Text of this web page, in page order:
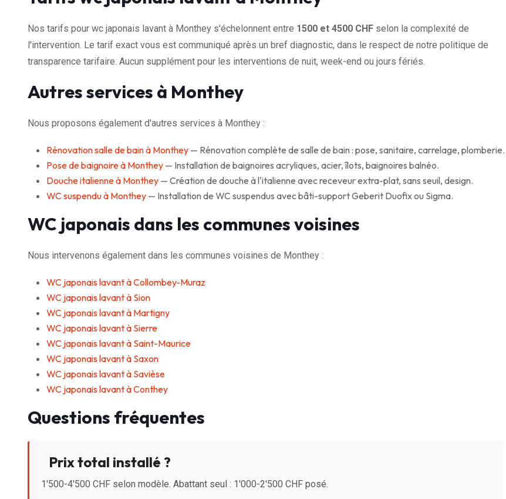
Nos tarifs pour wc japonais lavant à Monthey s'échelonnent entre 1500 et 4500 CHF selon la complexité de
l'intervention. Le tarif exact vous est communiqué après un bref diagnostic, dans le respect de notre politique de
transparence tarifaire. Aucun supplément pour les interventions de nuit, week-end ou jours fériés.
Autres services à Monthey
Nous proposons également d'autres services à Monthey :
Rénovation salle de bain à Monthey — Rénovation complète de salle de bain : pose, sanitaire, carrelage, plomberie.
Pose de baignoire à Monthey — Installation de baignoires acryliques, acier, îlots, baignoires balnéo.
Douche italienne à Monthey — Création de douche à l'italienne avec receveur extra-plat, sans seuil, design.
WC suspendu à Monthey — Installation de WC suspendus avec bâti-support Geberit Duofix ou Sigma.
WC japonais dans les communes voisines
Nous intervenons également dans les communes voisines de Monthey :
WC japonais lavant à Collombey-Muraz
WC japonais lavant à Sion
WC japonais lavant à Martigny
WC japonais lavant à Sierre
WC japonais lavant à Saint-Maurice
WC japonais lavant à Saxon
WC japonais lavant à Savièse
WC japonais lavant à Conthey
Questions fréquentes
Prix total installé ?
1'500-4'500 CHF selon modèle. Abattant seul : 1'000-2'500 CHF posé.